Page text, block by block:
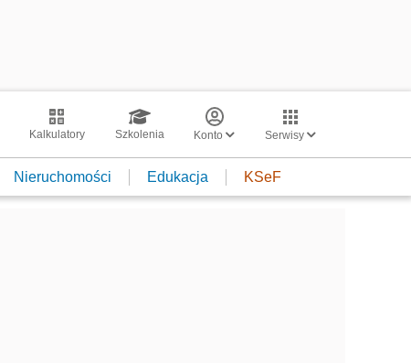
Kalkulatory Szkolenia Konto Serwisy
Nieruchomości Edukacja KSeF